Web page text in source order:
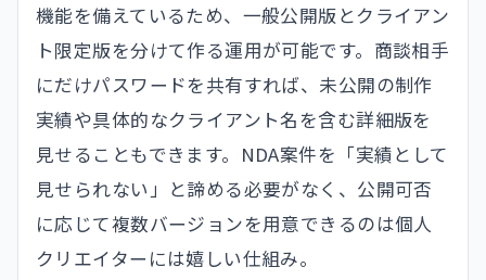
機能を備えているため、一般公開版とクライアン
ト限定版を分けて作る運用が可能です。商談相手
にだけパスワードを共有すれば、未公開の制作
実績や具体的なクライアント名を含む詳細版を
見せることもできます。NDA案件を「実績として
見せられない」と諦める必要がなく、公開可否
に応じて複数バージョンを用意できるのは個人
クリエイターには嬉しい仕組み。